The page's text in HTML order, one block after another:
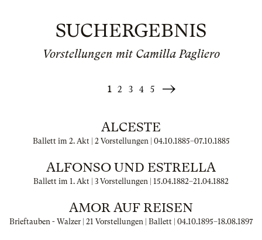
SUCHERGEBNIS
Vorstellungen mit Camilla Pagliero
1 2 3 4 5
Weiter
ALCESTE
Ballett im 2. Akt | 2 Vorstellungen | 04.10.1885–07.10.1885
ALFONSO UND ESTRELLA
Ballett im 1. Akt | 3 Vorstellungen | 15.04.1882–21.04.1882
AMOR AUF REISEN
Brieftauben - Walzer | 21 Vorstellungen | Ballett | 04.10.1895–18.08.1897